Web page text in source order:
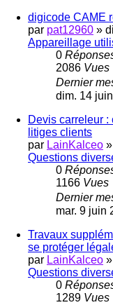
digicode CAME
par pat12960 »
Appareillage
0
2086 Vues
Dernier
dim. 14
Devis carreleur
litiges clients
par LainKalceo »
Questions
0
1166 Vues
Dernier
mar. 9 juin
Travaux
se protéger
par LainKalceo »
Questions
0
1289 Vues